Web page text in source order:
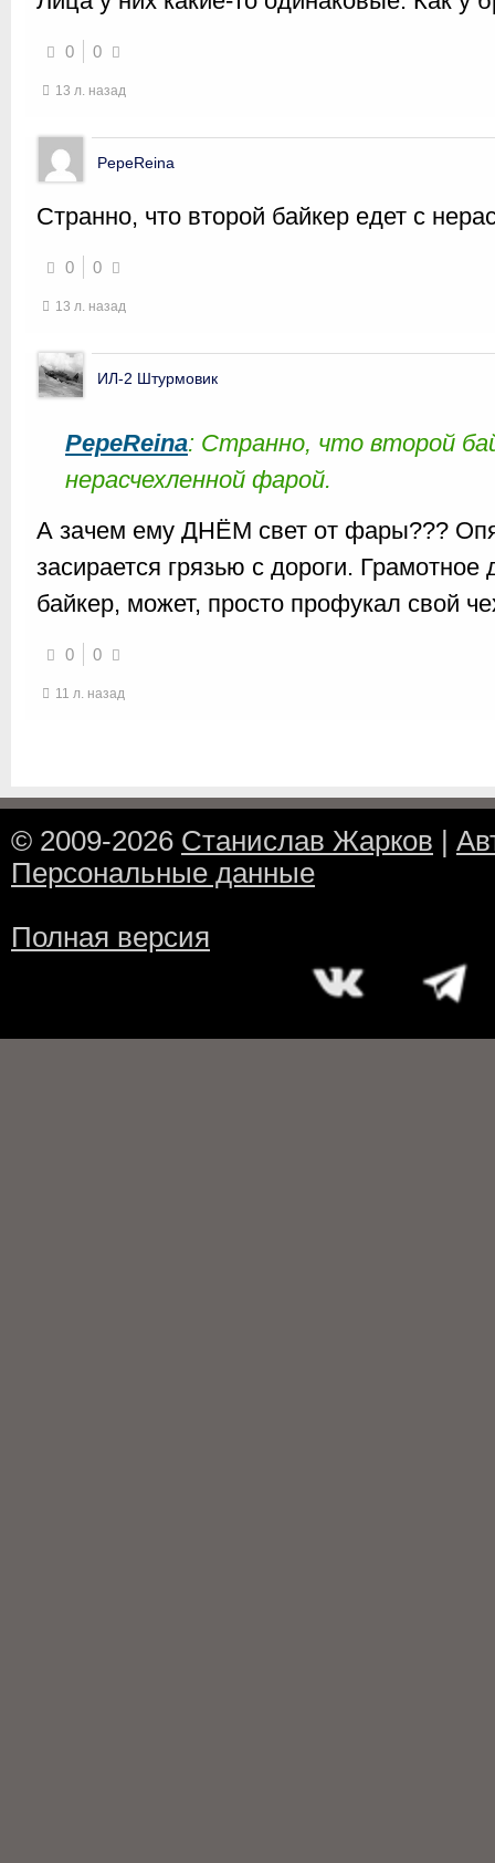
0 0
13 л. назад
PepeReina
Странно, что второй байкер едет с
0 0
13 л. назад
ИЛ-2 Штурмовик
PepeReina: Странно, что второй
нерасчехленной фарой.
А зачем ему ДНЁМ свет от фары???
засирается грязью с дороги.
байкер, может, просто профукал свой
0 0
11 л. назад
© 2009-2026 Станислав Жарков
Персональные данные
Полная версия